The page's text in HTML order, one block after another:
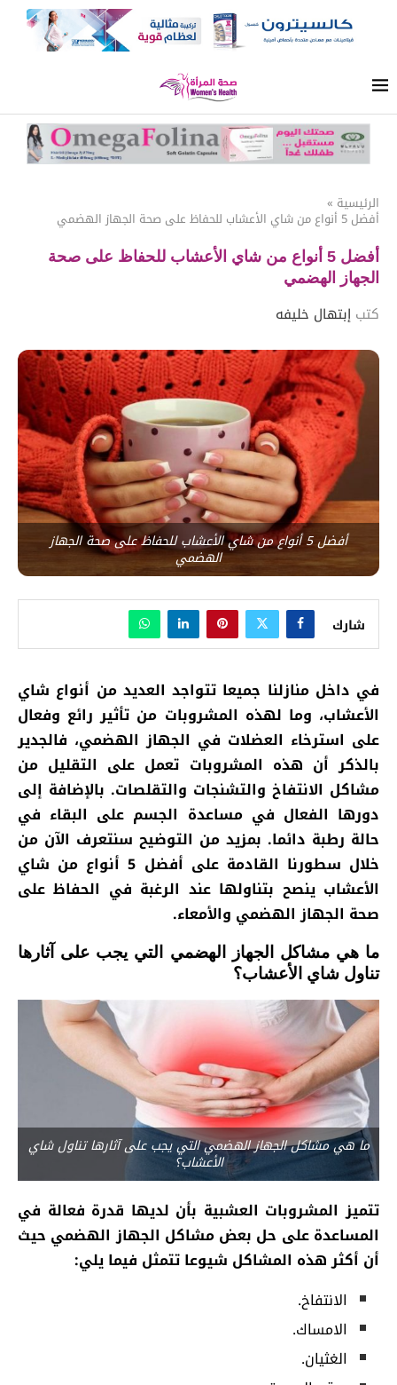
الرئيسية »
أفضل 5 أنواع من شاي الأعشاب للحفاظ على صحة الجهاز الهضمي
أفضل 5 أنواع من شاي الأعشاب للحفاظ على صحة
الجهاز الهضمي
كتب إبتهال خليفه
أفضل 5 أنواع من شاي الأعشاب للحفاظ على صحة الجهاز
الهضمي
شارك
في داخل منازلنا جميعا تتواجد العديد من أنواع شاي
الأعشاب، وما لهذه المشروبات من تأثير رائع وفعال
على استرخاء العضلات في الجهاز الهضمي، فالجدير
بالذكر أن هذه المشروبات تعمل على التقليل من
مشاكل الانتفاخ والتشنجات والتقلصات. بالإضافة إلى
دورها الفعال في مساعدة الجسم على البقاء في
حالة رطبة دائما. بمزيد من التوضيح سنتعرف الآن من
خلال سطورنا القادمة على أفضل 5 أنواع من شاي
الأعشاب ينصح بتناولها عند الرغبة في الحفاظ على
صحة الجهاز الهضمي والأمعاء.
ما هي مشاكل الجهاز الهضمي التي يجب على آثارها
تناول شاي الأعشاب؟
ما هي مشاكل الجهاز الهضمي التي يجب على آثارها تناول شاي
الأعشاب؟
تتميز المشروبات العشبية بأن لديها قدرة فعالة في
المساعدة على حل بعض مشاكل الجهاز الهضمي حيث
أن أكثر هذه المشاكل شيوعا تتمثل فيما يلي:
الانتفاخ.
الامساك.
الغثيان.